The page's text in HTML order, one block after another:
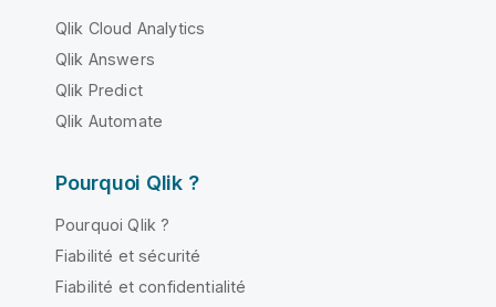
Qlik Cloud Analytics
Qlik Answers
Qlik Predict
Qlik Automate
Pourquoi Qlik ?
Pourquoi Qlik ?
Fiabilité et sécurité
Fiabilité et confidentialité